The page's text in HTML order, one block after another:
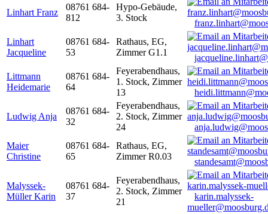
Linhart Franz
08761 684-
812
Hypo-Gebäude,
3. Stock
Linhart
Jacqueline
08761 684-
53
Rathaus, EG,
Zimmer G1.1
Littmann
Heidemarie
08761 684-
64
Feyerabendhaus,
1. Stock, Zimmer
13
Ludwig Anja
08761 684-
32
Feyerabendhaus,
2. Stock, Zimmer
24
Maier
Christine
08761 684-
65
Rathaus, EG,
Zimmer R0.03
Malyssek-
Müller Karin
08761 684-
37
Feyerabendhaus,
2. Stock, Zimmer
21
karin.malyssek-